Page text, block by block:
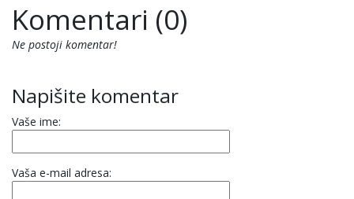
Komentari (0)
Ne postoji komentar!
Napišite komentar
Vaše ime:
Vaša e-mail adresa: